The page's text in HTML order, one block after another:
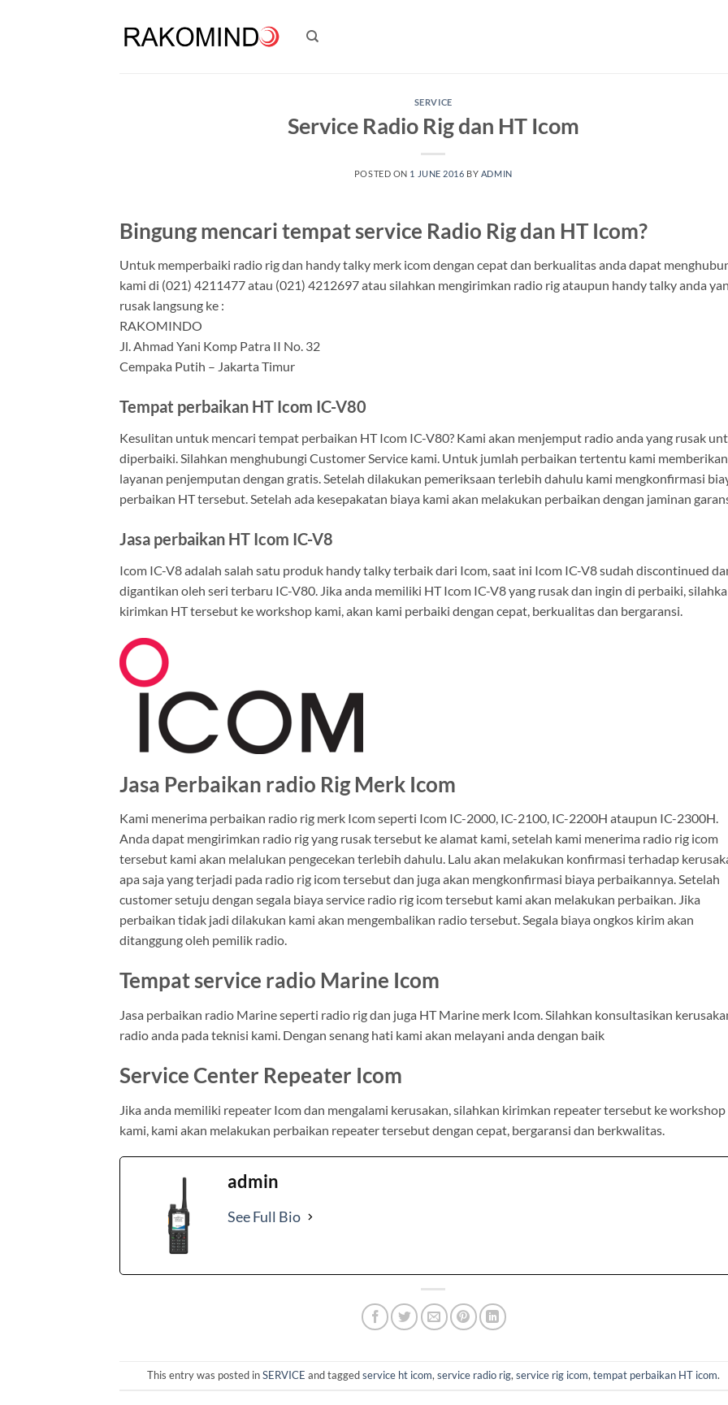
SERVICE
Service Radio Rig dan HT Icom
POSTED ON 1 JUNE 2016 BY ADMIN
Bingung mencari tempat service Radio Rig dan HT Icom?
Untuk memperbaiki radio rig dan handy talky merk icom dengan cepat dan berkualitas anda dapat
kami di (021) 4211477 atau (021) 4212697 atau silahkan mengirimkan radio rig ataupun handy talky anda
rusak langsung ke :
RAKOMINDO
Jl. Ahmad Yani Komp Patra II No. 32
Cempaka Putih – Jakarta Timur
Tempat perbaikan HT Icom IC-V80
Kesulitan untuk mencari tempat perbaikan HT Icom IC-V80? Kami akan menjemput radio anda yang rusak
diperbaiki. Silahkan menghubungi Customer Service kami. Untuk jumlah perbaikan tertentu kami memberikan
layanan penjemputan dengan gratis. Setelah dilakukan pemeriksaan terlebih dahulu kami mengkonfirmasi
perbaikan HT tersebut. Setelah ada kesepakatan biaya kami akan melakukan perbaikan dengan jaminan
Jasa perbaikan HT Icom IC-V8
Icom IC-V8 adalah salah satu produk handy talky terbaik dari Icom, saat ini Icom IC-V8 sudah discontinued
digantikan oleh seri terbaru IC-V80. Jika anda memiliki HT Icom IC-V8 yang rusak dan ingin di perbaiki,
kirimkan HT tersebut ke workshop kami, akan kami perbaiki dengan cepat, berkualitas dan bergaransi.
Jasa Perbaikan radio Rig Merk Icom
Kami menerima perbaikan radio rig merk Icom seperti Icom IC-2000, IC-2100, IC-2200H ataupun IC-2300H.
Anda dapat mengirimkan radio rig yang rusak tersebut ke alamat kami, setelah kami menerima radio rig icom
tersebut kami akan melalukan pengecekan terlebih dahulu. Lalu akan melakukan konfirmasi terhadap
apa saja yang terjadi pada radio rig icom tersebut dan juga akan mengkonfirmasi biaya perbaikannya. Setelah
customer setuju dengan segala biaya service radio rig icom tersebut kami akan melakukan perbaikan. Jika
perbaikan tidak jadi dilakukan kami akan mengembalikan radio tersebut. Segala biaya ongkos kirim akan
ditanggung oleh pemilik radio.
Tempat service radio Marine Icom
Jasa perbaikan radio Marine seperti radio rig dan juga HT Marine merk Icom. Silahkan konsultasikan
radio anda pada teknisi kami. Dengan senang hati kami akan melayani anda dengan baik
Service Center Repeater Icom
Jika anda memiliki repeater Icom dan mengalami kerusakan, silahkan kirimkan repeater tersebut ke workshop
kami, kami akan melakukan perbaikan repeater tersebut dengan cepat, bergaransi dan berkwalitas.
admin
See Full Bio
This entry was posted inSERVICE and taggedservice ht icom, service radio rig, service rig icom, tempat perbaikan HT icom.